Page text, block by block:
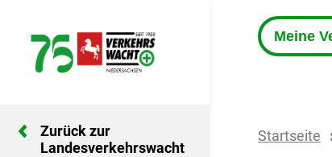
Zurück zur
Landesverkehrswacht
Meine
Startseite